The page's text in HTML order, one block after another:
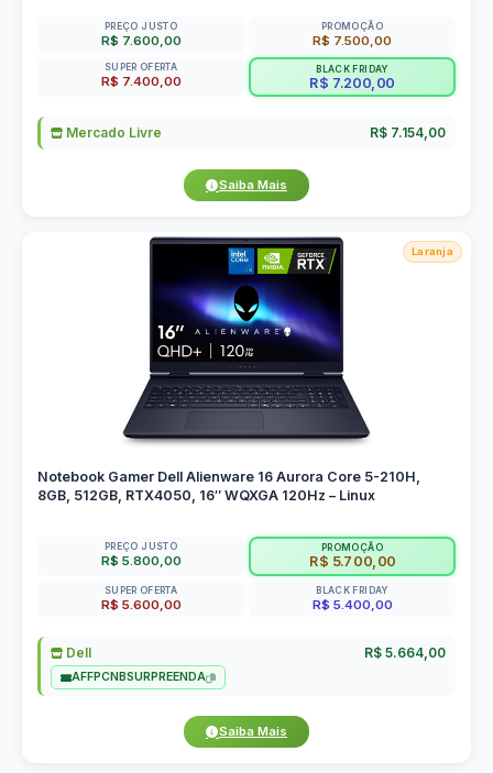
PREÇO JUSTO
R$ 7.600,00
PROMOÇÃO
R$ 7.500,00
SUPER OFERTA
R$ 7.400,00
BLACK FRIDAY
R$ 7.200,00
Mercado Livre R$ 7.154,00
Saiba Mais
Laranja
Notebook Gamer Dell Alienware 16 Aurora Core 5-210H,
8GB, 512GB, RTX4050, 16″ WQXGA 120Hz – Linux
PREÇO JUSTO
R$ 5.800,00
PROMOÇÃO
R$ 5.700,00
SUPER OFERTA
R$ 5.600,00
BLACK FRIDAY
R$ 5.400,00
Dell R$ 5.664,00
AFFPCNBSURPREENDA
Saiba Mais